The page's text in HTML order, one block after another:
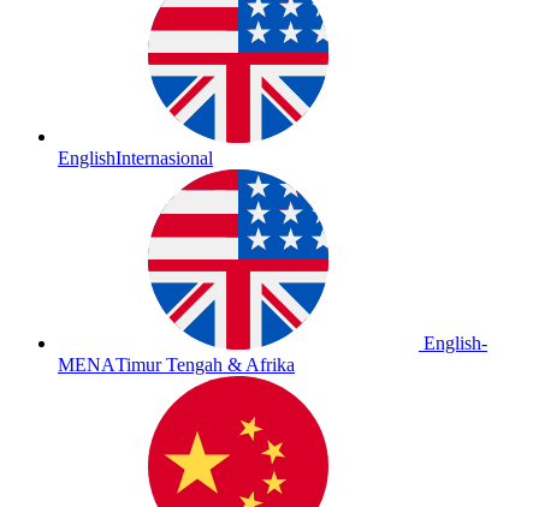
EnglishInternasional
English-
MENATimur Tengah & Afrika